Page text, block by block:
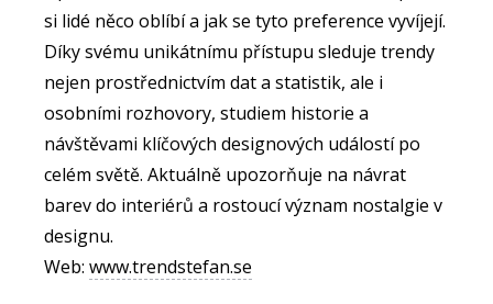
si lidé něco oblíbí a jak se tyto preference vyvíjejí.
Díky svému unikátnímu přístupu sleduje trendy
nejen prostřednictvím dat a statistik, ale i
osobními rozhovory, studiem historie a
návštěvami klíčových designových událostí po
celém světě. Aktuálně upozorňuje na návrat
barev do interiérů a rostoucí význam nostalgie v
designu.
Web: www.trendstefan.se